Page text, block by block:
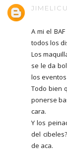
A mi el
todos los
Los
se le da
los
Todo bien
ponerse
cara.
Y los
del
de aca.